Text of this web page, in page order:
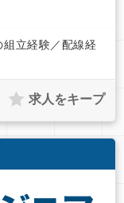
立経験／配線経
求人をキープ